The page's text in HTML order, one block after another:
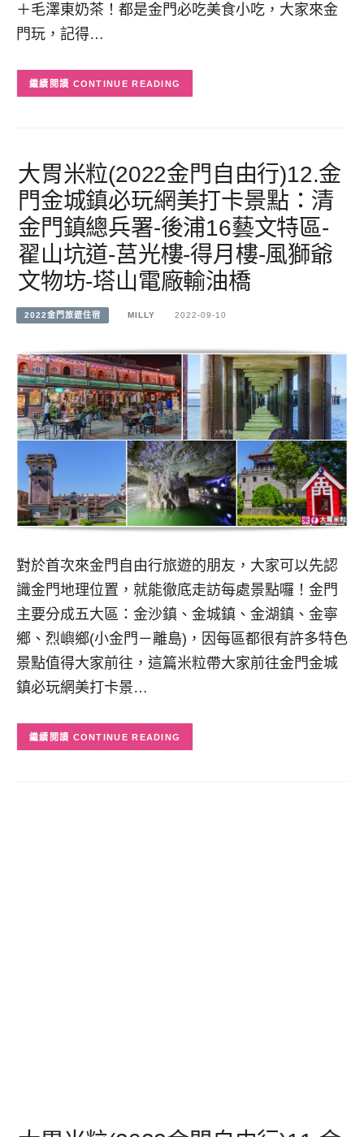
＋毛澤東奶茶！都是金門必吃美食小吃，大家來金
門玩，記得…
CONTINUE READING
大胃米粒(2022金門自由行)12.金
門金城鎮必玩網美打卡景點：清
金門鎮總兵署-後浦16藝文特區-
翟山坑道-莒光樓-得月樓-風獅爺
文物坊-塔山電廠輸油橋
2022金門旅遊住宿 MILLY 2022-09-10
對於首次來金門自由行旅遊的朋友，大家可以先認
識金門地理位置，就能徹底走訪每處景點囉！金門
主要分成五大區：金沙鎮、金城鎮、金湖鎮、金寧
鄉、烈嶼鄉(小金門－離島)，因每區都很有許多特色
景點值得大家前往，這篇米粒帶大家前往金門金城
鎮必玩網美打卡景…
CONTINUE READING